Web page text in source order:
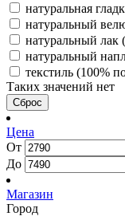
натуральная
натуральный
натуральный лак
натуральный
текстиль (100%
Таких значений нет
Сброс
Цена
От
До
Магазин
Город